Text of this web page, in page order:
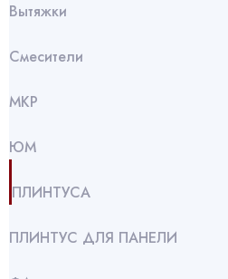
Вытяжки
Смесители
МКР
ЮМ
ПЛИНТУСА
ПЛИНТУС ДЛЯ ПАНЕЛИ